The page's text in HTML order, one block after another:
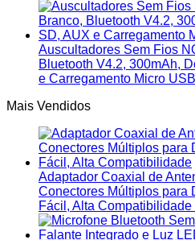
Auscultadores Sem Fios
Bluetooth V4.2, 300mAh,
e Carregamento Micro USB
Mais Vendidos
Adaptador Coaxial de
Conectores Múltiplos para
Fácil, Alta Compatibilidade